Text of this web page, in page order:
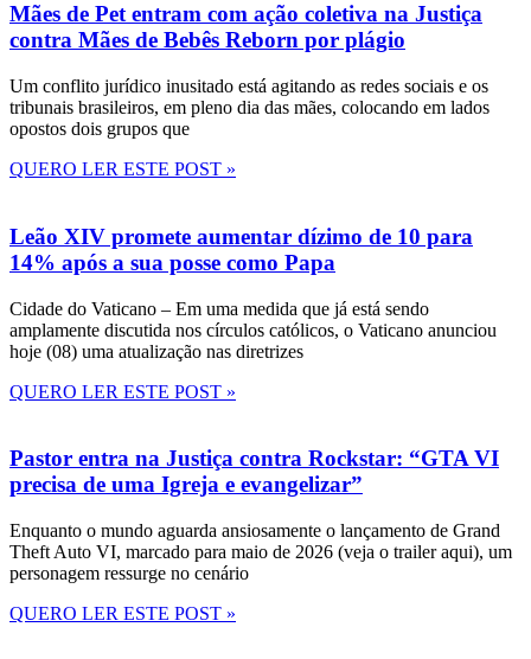
Mães de Pet entram com ação coletiva na Justiça
contra Mães de Bebês Reborn por plágio
Um conflito jurídico inusitado está agitando as redes sociais e os
tribunais brasileiros, em pleno dia das mães, colocando em lados
opostos dois grupos que
QUERO LER ESTE POST »
Leão XIV promete aumentar dízimo de 10 para
14% após a sua posse como Papa
Cidade do Vaticano – Em uma medida que já está sendo
amplamente discutida nos círculos católicos, o Vaticano anunciou
hoje (08) uma atualização nas diretrizes
QUERO LER ESTE POST »
Pastor entra na Justiça contra Rockstar: “GTA VI
precisa de uma Igreja e evangelizar”
Enquanto o mundo aguarda ansiosamente o lançamento de Grand
Theft Auto VI, marcado para maio de 2026 (veja o trailer aqui), um
personagem ressurge no cenário
QUERO LER ESTE POST »